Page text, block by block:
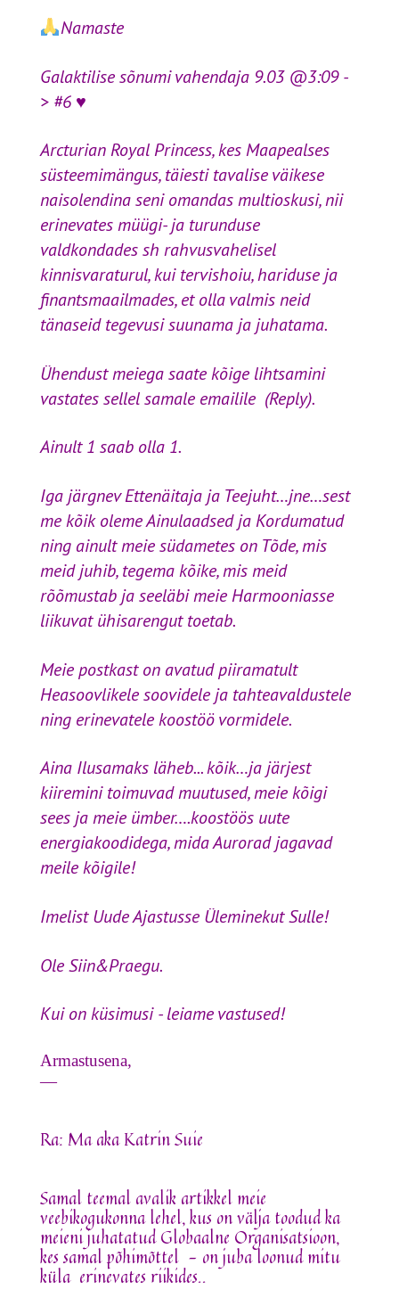
Namaste
Galaktilise sõnumi vahendaja 9.03 @3:09 -
> #6 ♥️
Arcturian Royal Princess, kes Maapealses
süsteemimängus,täiesti tavalise väikese
naisolendinaseni omandas multioskusi, nii
erinevates müügi- ja turunduse
valdkondades sh rahvusvahelisel
kinnisvaraturul, kui tervishoiu, hariduse ja
finantsmaailmades, et olla valmis neid
tänaseid tegevusi suunama ja juhatama.
Ühendust meiega saate kõige lihtsamini
vastates sellel samale emailile (Reply).
Ainult 1 saab olla 1.
Iga järgnev Ettenäitaja ja Teejuht…jne…sest
me kõik oleme Ainulaadsed ja Kordumatud
ning ainult meie südametes on Tõde, mis
meid juhib, tegema kõike, mis meid
rõõmustab ja seeläbi meie Harmooniasse
liikuvat ühisarengut toetab.
Meie postkast on avatud piiramatult
Heasoovlikele soovidele ja tahteavaldustele
ning erinevatele koostöö vormidele.
Aina Ilusamaks läheb... kõik…ja järjest
kiiremini toimuvad muutused, meie kõigi
sees ja meie ümber….koostöös uute
energiakoodidega, mida Aurorad jagavad
meile kõigile!
Imelist Uude Ajastusse Üleminekut Sulle!
Ole Siin&Praegu.
Kui on küsimusi - leiame vastused!
Armastusena,
—
Ra: Ma aka Katrin Suie
Samal teemal avalik artikkel meie
veebikogukonna lehel, kus on välja toodud ka
meieni juhatatud Globaalne Organisatsioon,
kes samal põhimõttel - on juba loonud mitu
küla erinevates riikides..